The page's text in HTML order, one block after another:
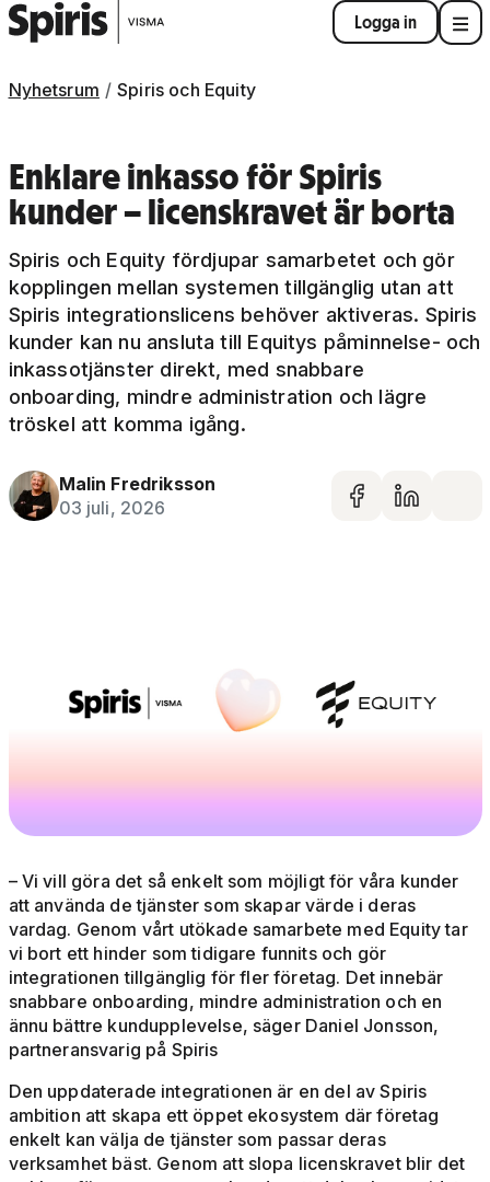
Logga in
Nyhetsrum Spiris och Equity
Enklare inkasso för Spiris
kunder – licenskravet är borta
Spiris och Equity fördjupar samarbetet och gör
kopplingen mellan systemen tillgänglig utan att
Spiris integrationslicens behöver aktiveras. Spiris
kunder kan nu ansluta till Equitys påminnelse- och
inkassotjänster direkt, med snabbare
onboarding, mindre administration och lägre
tröskel att komma igång.
Malin Fredriksson
03 juli, 2026
Dela på
Dela
– Vi vill göra det så enkelt som möjligt för våra kunder
att använda de tjänster som skapar värde i deras
vardag. Genom vårt utökade samarbete med Equity tar
vi bort ett hinder som tidigare funnits och gör
integrationen tillgänglig för fler företag. Det innebär
snabbare onboarding, mindre administration och en
ännu bättre kundupplevelse, säger Daniel Jonsson,
partneransvarig på Spiris
Den uppdaterade integrationen är en del av Spiris
ambition att skapa ett öppet ekosystem där företag
enkelt kan välja de tjänster som passar deras
verksamhet bäst. Genom att slopa licenskravet blir det